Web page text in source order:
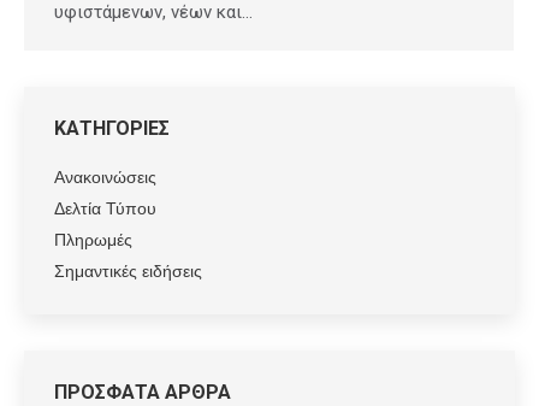
υφιστάμενων, νέων και…
ΚΑΤΗΓΟΡΙΕΣ
Ανακοινώσεις
Δελτία Τύπου
Πληρωμές
Σημαντικές ειδήσεις
ΠΡΟΣΦΑΤΑ ΑΡΘΡΑ